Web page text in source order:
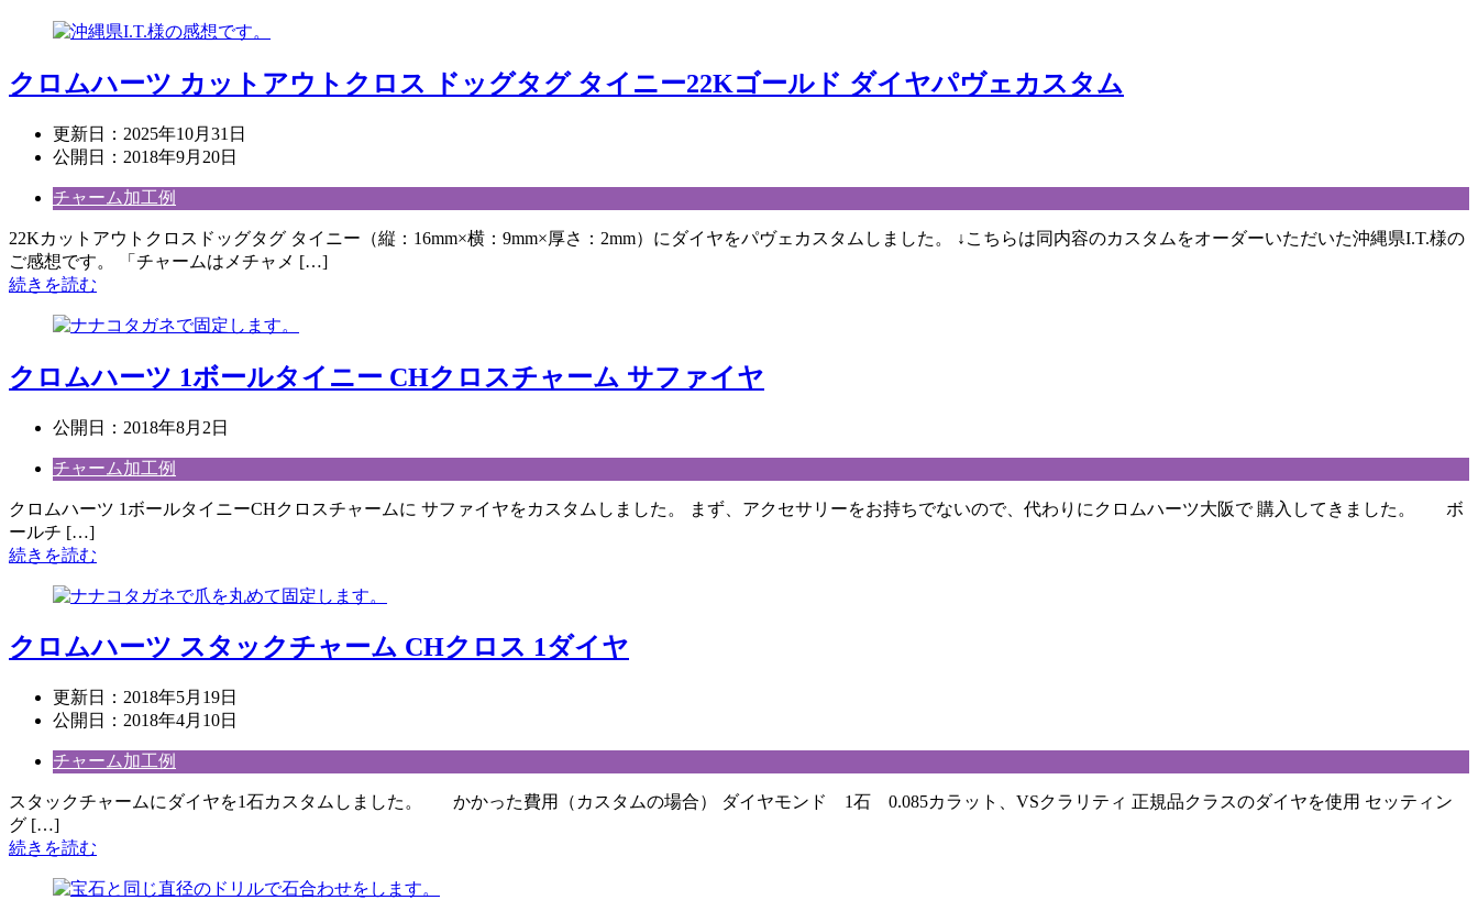
クロムハーツ カットアウトクロス ドッグタグ タイニー22Kゴールド ダイヤパヴェカスタム
更新日： 2025年10月31日
公開日： 2018年9月20日
チャーム加工例
22Kカットアウトクロスドッグタグ タイニー（縦：16mm×横：9mm×厚さ：2mm）にダイヤをパヴェカスタムしました。 ↓こちらは同内容のカスタムをオーダーいただいた沖縄県I.T.様の
ご感想です。 「チャームはメチャメ […]
続きを読む
クロムハーツ 1ボールタイニー CHクロスチャーム サファイヤ
公開日： 2018年8月2日
チャーム加工例
クロムハーツ 1ボールタイニーCHクロスチャームに サファイヤをカスタムしました。 まず、アクセサリーをお持ちでないので、代わりにクロムハーツ大阪で 購入してきました。 ボ
ールチ […]
続きを読む
クロムハーツ スタックチャーム CHクロス 1ダイヤ
更新日： 2018年5月19日
公開日： 2018年4月10日
チャーム加工例
スタックチャームにダイヤを1石カスタムしました。 かかった費用（カスタムの場合） ダイヤモンド 1石 0.085カラット、VSクラリティ 正規品クラスのダイヤを使用 セッティン
グ […]
続きを読む